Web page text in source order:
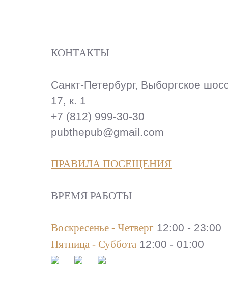
КОНТАКТЫ
Санкт-Петербург, Выборгское
17, к. 1
+7 (812) 999-30-30
pubthepub@gmail.com
ПРАВИЛА ПОСЕЩЕНИЯ
ВРЕМЯ РАБОТЫ
Воскресенье - Четверг 12:00 - 23:00
Пятница - Суббота 12:00 - 01:00